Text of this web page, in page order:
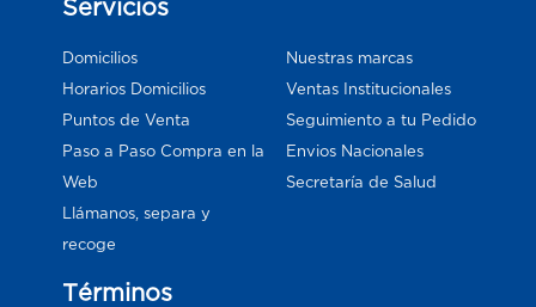
Servicios
Domicilios
Horarios Domicilios
Puntos de Venta
Paso a Paso Compra en la
Web
Llámanos, separa y
recoge
Nuestras marcas
Ventas Institucionales
Seguimiento a tu Pedido
Envios Nacionales
Secretaría de Salud
Términos